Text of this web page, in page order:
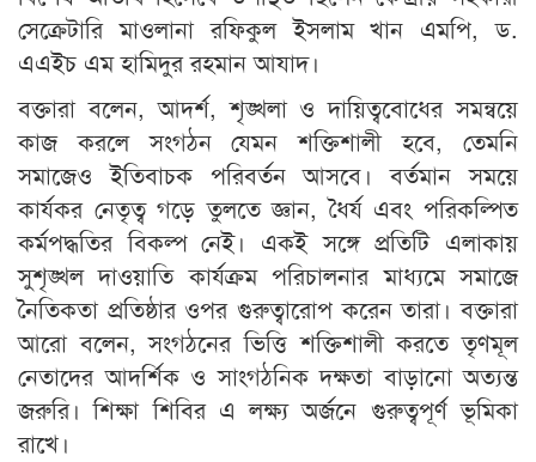
সেক্রেটারি মাওলানা রফিকুল ইসলাম খান এমপি, ড.
এএইচ এম হামিদুর রহমান আযাদ।
বক্তারা বলেন, আদর্শ, শৃঙ্খলা ও দায়িত্ববোধের সমন্বয়ে
কাজ করলে সংগঠন যেমন শক্তিশালী হবে, তেমনি
সমাজেও ইতিবাচক পরিবর্তন আসবে। বর্তমান সময়ে
কার্যকর নেতৃত্ব গড়ে তুলতে জ্ঞান, ধৈর্য এবং পরিকল্পিত
কর্মপদ্ধতির বিকল্প নেই। একই সঙ্গে প্রতিটি এলাকায়
সুশৃঙ্খল দাওয়াতি কার্যক্রম পরিচালনার মাধ্যমে সমাজে
নৈতিকতা প্রতিষ্ঠার ওপর গুরুত্বারোপ করেন তারা। বক্তারা
আরো বলেন, সংগঠনের ভিত্তি শক্তিশালী করতে তৃণমূল
নেতাদের আদর্শিক ও সাংগঠনিক দক্ষতা বাড়ানো অত্যন্ত
জরুরি। শিক্ষা শিবির এ লক্ষ্য অর্জনে গুরুত্বপূর্ণ ভূমিকা
রাখে।